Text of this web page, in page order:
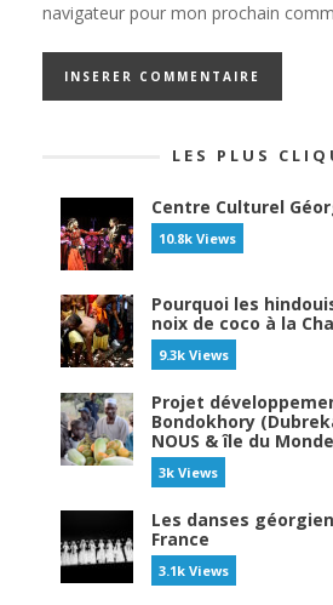
navigateur pour mon prochain
LES PLUS
Centre Culturel
10.8k Views
Pourquoi les
noix de coco à la
9.3k Views
Projet
Bondokhory
NOUS & île du Monde
3k Views
Les danses
France
3.1k Views